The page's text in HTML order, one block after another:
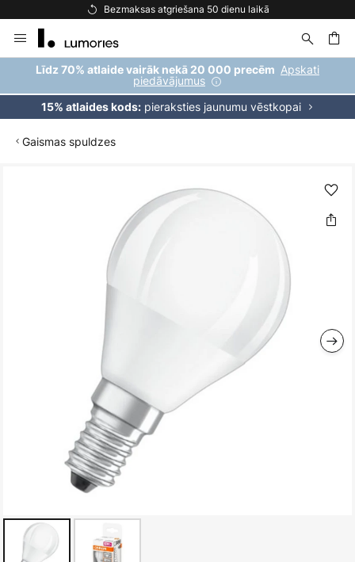
Bezmaksas atgriešana 50 dienu laikā
to
Content
Līdz 70% atlaide vairāk nekā 20 000 precēm Apskati
piedāvājumus
15% atlaides kods:pieraksties jaunumu vēstkopai
Gaismas spuldzes